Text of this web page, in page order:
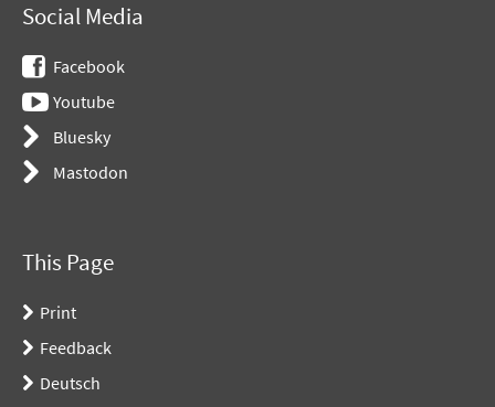
Social Media
Facebook
Youtube
Bluesky
Mastodon
This Page
Print
Feedback
Deutsch